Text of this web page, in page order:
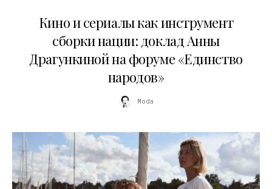
Кино и сериалы как инструмент
сборки нации: доклад Анны
Драгункиной на форуме «Единство
народов»
Moda